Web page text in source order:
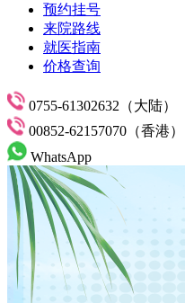
预约挂号
来院路线
就医指南
价格查询
0755-61302632（大陆）
00852-62157070（香港）
WhatsApp